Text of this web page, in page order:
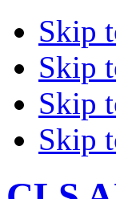
Skip
Skip
Skip
Skip